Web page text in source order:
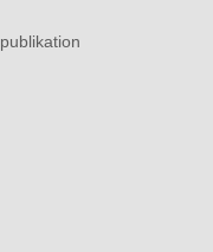
publikation